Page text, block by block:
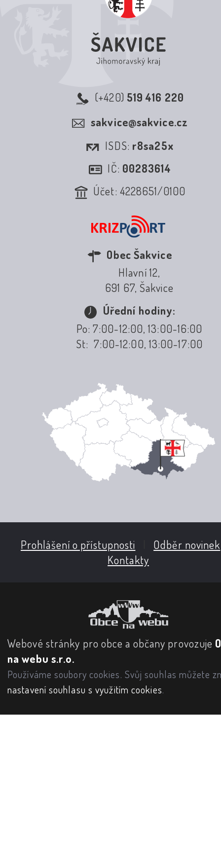
(+420) 519 416 220
sakvice@sakvice.cz
ISDS: r8sa25x
IČ: 00283614
Účet: 4228651/0100
Obec Šakvice
Hlavní 12,
691 67, Šakvice
Úřední hodiny:
Po: 7:00-12:00, 13:00-16:00
St: 7:00-12:00, 13:00-17:00
Prohlášení o přístupnosti Odběr novinek
Kontakty
Webové stránky pro obce a občany provozuje
na webu s.r.o.
Používáme soubory cookies. Svůj souhlas můžete
nastavení souhlasu s využitím cookies.